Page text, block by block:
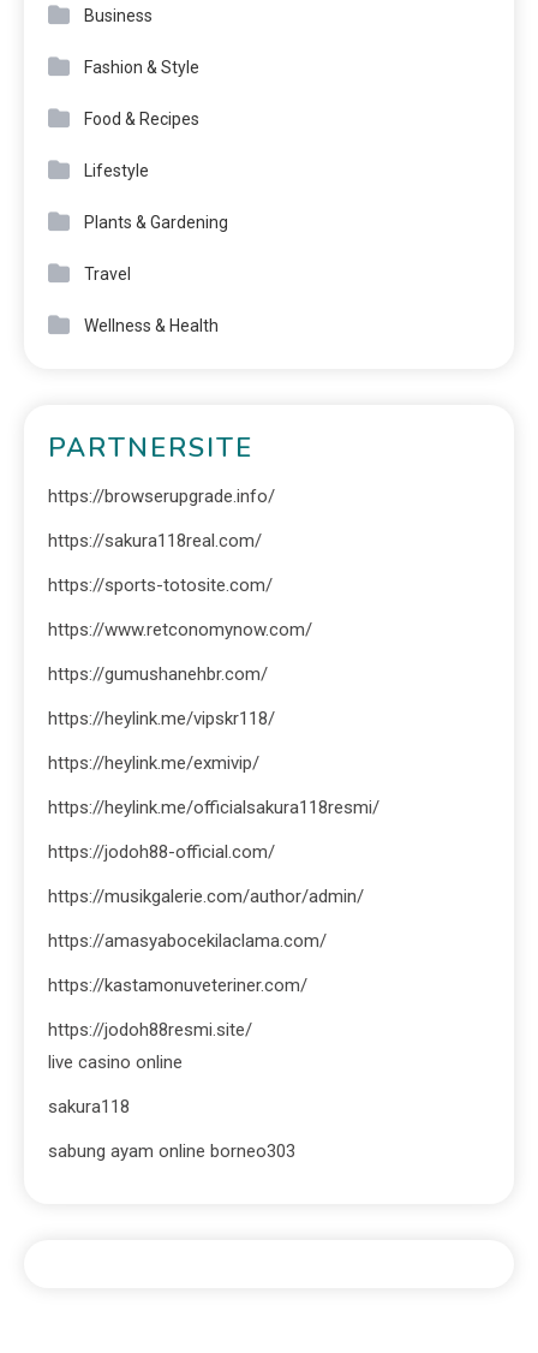
Business
Fashion & Style
Food & Recipes
Lifestyle
Plants & Gardening
Travel
Wellness & Health
PARTNERSITE
https://browserupgrade.info/
https://sakura118real.com/
https://sports-totosite.com/
https://www.retconomynow.com/
https://gumushanehbr.com/
https://heylink.me/vipskr118/
https://heylink.me/exmivip/
https://heylink.me/officialsakura118resmi/
https://jodoh88-official.com/
https://musikgalerie.com/author/admin/
https://amasyabocekilaclama.com/
https://kastamonuveteriner.com/
https://jodoh88resmi.site/
live casino online
sakura118
sabung ayam online borneo303